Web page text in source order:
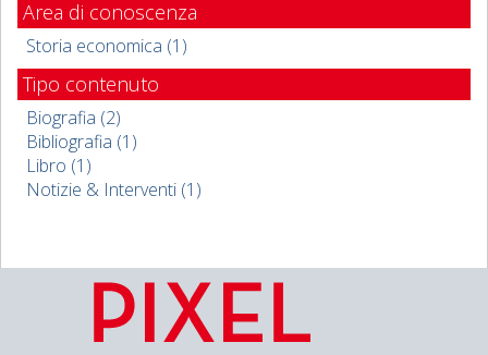
Area di conoscenza
Storia economica (1)
Tipo contenuto
Biografia (2)
Bibliografia (1)
Libro (1)
Notizie & Interventi (1)